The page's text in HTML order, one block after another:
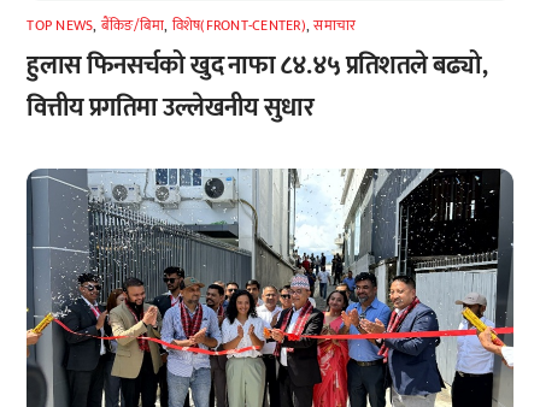
TOP NEWS, बैंकिङ/बिमा, विशेष(FRONT-CENTER),समाचार
हुलास फिनसर्चको खुद नाफा ८४.४५ प्रतिशतले बढ्यो,
वित्तीय प्रगतिमा उल्लेखनीय सुधार